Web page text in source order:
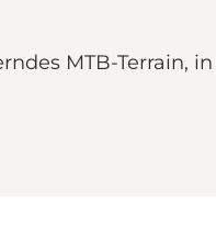
MTB-Terrain,